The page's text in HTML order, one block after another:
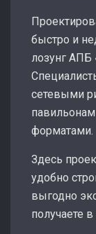
быстро и
лозунг АПБ
сетевыми
форматами.
Здесь
удобно
выгодно
получаете в